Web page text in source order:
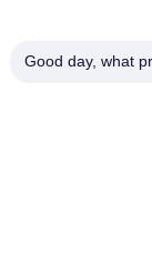
Good day, what